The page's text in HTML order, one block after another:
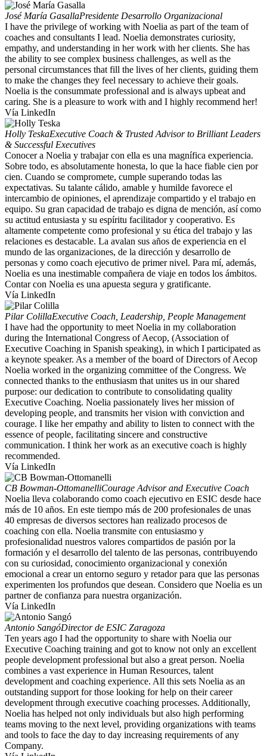
José María GasallaPresidente Desarrollo Organizacional
I have the privilege of working with Noelia as part of the team of
coaches and consultants I lead. Noelia demonstrates curiosity,
empathy, and understanding in her work with her clients. She has
the ability to see complex business challenges, as well as the
personal circumstances that fill the lives of her clients, guiding them
to make the changes they feel necessary to achieve their goals.
Noelia is the consummate professional and is always upbeat and
caring. She is a pleasure to work with and I highly recommend her!
Vía LinkedIn
Holly TeskaExecutive Coach & Trusted Advisor to Brilliant Leaders
& Successful Executives
Conocer a Noelia y trabajar con ella es una magnífica experiencia.
Sobre todo, es absolutamente honesta, lo que la hace fiable cien por
cien. Cuando se compromete, cumple superando todas las
expectativas. Su talante cálido, amable y humilde favorece el
intercambio de opiniones, el aprendizaje compartido y el trabajo en
equipo. Su gran capacidad de trabajo es digna de mención, así como
su actitud entusiasta y su espíritu facilitador y cooperativo. Es
altamente competente como profesional y su ética del trabajo y las
relaciones es destacable. La avalan sus años de experiencia en el
mundo de las organizaciones, de la dirección y desarrollo de
personas y como coach ejecutivo de primer nivel. Para mí, además,
Noelia es una inestimable compañera de viaje en todos los ámbitos.
Contar con Noelia es una apuesta segura y gratificante.
Vía LinkedIn
Pilar ColillaExecutive Coach, Leadership, People Management
I have had the opportunity to meet Noelia in my collaboration
during the International Congress of Aecop, (Association of
Executive Coaching in Spanish speaking), in which I participated as
a keynote speaker. As a member of the board of Directors of Aecop
Noelia worked in the organizing committee of the Congress. We
connected thanks to the enthusiasm that unites us in our shared
purpose: our dedication to contribute to consolidating quality
Executive Coaching. Noelia passionately lives her mission of
developing people, and transmits her vision with conviction and
courage. I like her empathy and ability to listen to connect with the
essence of people, facilitating sincere and constructive
communication. I think her work as an executive coach is highly
recommended.
Vía LinkedIn
CB Bowman-OttomanelliCourage Advisor and Executive Coach
Noelia lleva colaborando como coach ejecutivo en ESIC desde hace
más de 10 años. En este tiempo más de 200 profesionales de unas
40 empresas de diversos sectores han realizado procesos de
coaching con ella. Noelia transmite con entusiasmo y
profesionalidad nuestros valores compartidos de pasión por la
formación y el desarrollo del talento de las personas, contribuyendo
con su curiosidad, conocimiento organizacional y conexión
emocional a crear un entorno seguro y retador para que las personas
experimenten los profundos que desean. Considero que Noelia es un
partner de confianza para nuestra organización.
Vía LinkedIn
Antonio SangóDirector de ESIC Zaragoza
Ten years ago I had the opportunity to share with Noelia our
Executive Coaching training and got to know not only an excellent
people development professional but also a great person. Noelia
combines a vast experience in Human Resources, talent
development and coaching experience. All this sets Noelia as an
outstanding support for those looking for help on their career
development through executive coaching processes. Additionally,
Noelia has helped not only individuals but also high performing
teams moving to the next level, providing organizations with teams
and tools to face the day to day increasing requirements of any
Company.